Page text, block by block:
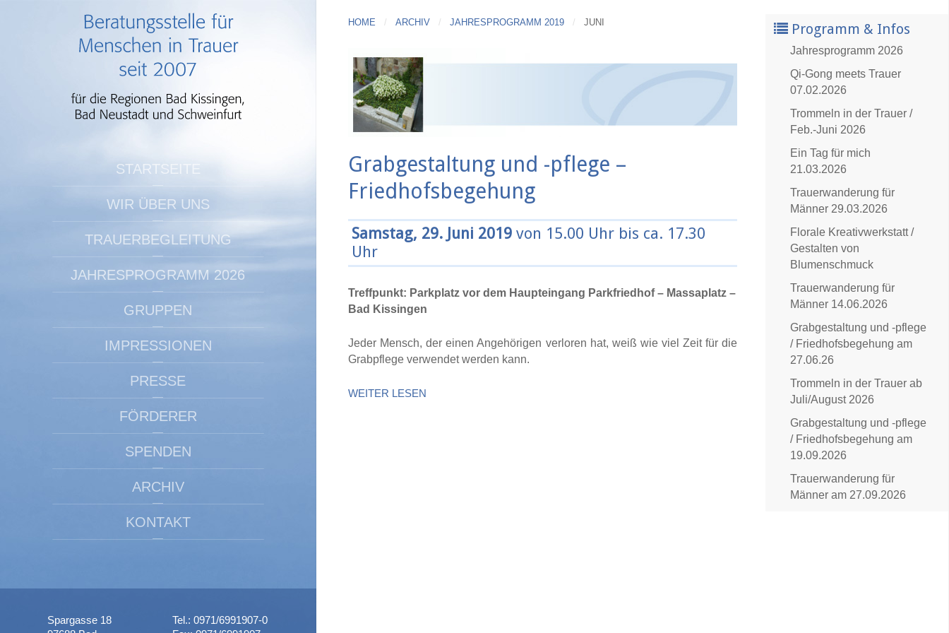
STARTSEITE
WIR ÜBER UNS
TRAUERBEGLEITUNG
JAHRESPROGRAMM 2026
GRUPPEN
IMPRESSIONEN
PRESSE
FÖRDERER
SPENDEN
ARCHIV
KONTAKT
Spargasse 18
Tel.: 0971/6991907-0
HOME ARCHIV JAHRESPROGRAMM 2019 JUNI
Grabgestaltung und -pflege –
Friedhofsbegehung
Samstag, 29. Juni 2019von 15.00 Uhr bis ca. 17.30
Uhr
Treffpunkt: Parkplatz vor dem Haupteingang Parkfriedhof – Massaplatz –
Bad Kissingen
Jeder Mensch, der einen Angehörigen verloren hat, weiß wie viel Zeit für die
Grabpflege verwendet werden kann.
WEITER LESEN
Programm & Infos
Jahresprogramm 2026
Qi-Gong meets Trauer
07.02.2026
Trommeln in der Trauer /
Feb.-Juni 2026
Ein Tag für mich
21.03.2026
Trauerwanderung für
Männer 29.03.2026
Florale Kreativwerkstatt /
Gestalten von
Blumenschmuck
Trauerwanderung für
Männer 14.06.2026
Grabgestaltung und -pflege
/ Friedhofsbegehung am
27.06.26
Trommeln in der Trauer ab
Juli/August 2026
Grabgestaltung und -pflege
/ Friedhofsbegehung am
19.09.2026
Trauerwanderung für
Männer am 27.09.2026